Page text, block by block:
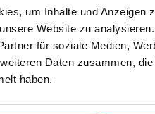
um Inhalte und Anzeigen
Website zu
für soziale Medien,
Daten zusammen,
haben.